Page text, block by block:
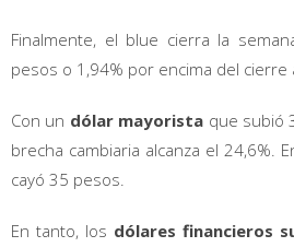
Finalmente, el blue cierra la
pesos o 1,94% por encima del cierre
Con un dólar mayorista que subió
brecha cambiaria alcanza el 24,6%.
cayó 35 pesos.
En tanto, los dólares financieros